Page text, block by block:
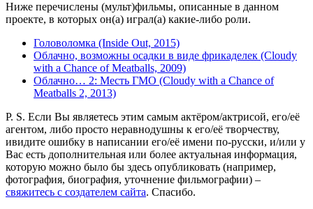
Ниже перечислены (мульт)фильмы, описанные в данном
проекте, в которых он(а) играл(а) какие-либо роли.
Головоломка (Inside Out, 2015)
Облачно, возможны осадки в виде фрикаделек (Cloudy
with a Chance of Meatballs, 2009)
Облачно… 2: Месть ГМО (Cloudy with a Chance of
Meatballs 2, 2013)
P. S. Если Вы являетесь этим самым актёром/актрисой, его/её
агентом, либо просто неравнодушны к его/её творчеству,
ивидите ошибку в написании его/её имени по-русски, и/или у
Вас есть дополнительная или более актуальная информация,
которую можно было бы здесь опубликовать (например,
фотография, биография, уточнение фильмографии) –
свяжитесь с создателем сайта. Спасибо.